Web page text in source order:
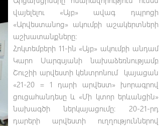
վայելելու «Այբ» ավագ դպրոցի
«Արվեստանոց» ակումբի աշակերտների
աշխատանքները։
Հոկտեմբերի 11-ին «Այբ» ակումբի անդամ
Կարո Սարգսյանի նախաձեռնությամբ
Շուշիի արվեստի կենտրոնում կայացան
«21-20 = 1 դարի արվեստ» խորագրով
ցուցահանդեսը և «Մի կտոր երևանցին»
նախագծի ներկայացումը։ 20-21-րդ
դարերի արվեստի ուղղություններով